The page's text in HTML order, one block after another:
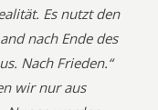
Es nutzt den
nach Ende des
Nach Frieden.“
wir nur aus